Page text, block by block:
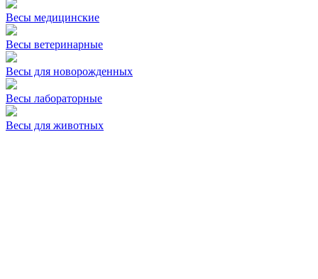
Весы медицинские
Весы ветеринарные
Весы для новорожденных
Весы лабораторные
Весы для животных